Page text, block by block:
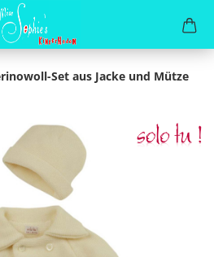
Set aus Jacke und Mütze